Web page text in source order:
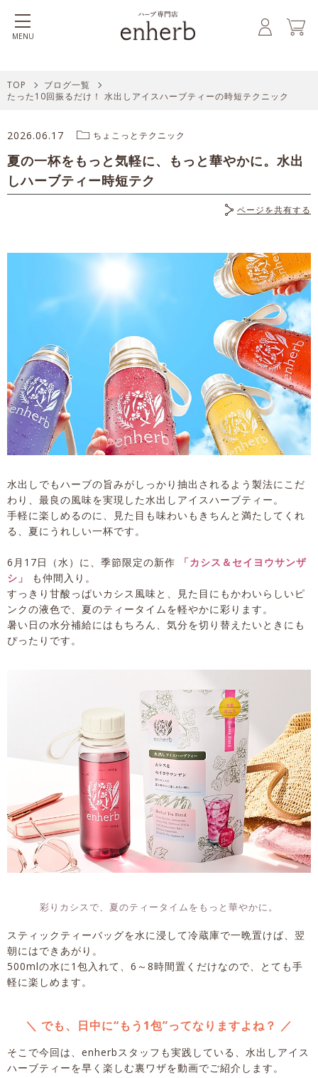
MENU
TOP
ブログ一覧
たった10回振るだけ！ 水出しアイスハーブティーの時短テクニック
2026.06.17 ちょこっとテクニック
夏の一杯をもっと気軽に、もっと華やかに。水出
しハーブティー時短テク
ページを共有する
水出しでもハーブの旨みがしっかり抽出されるよう製法にこだ
わり、最良の風味を実現した水出しアイスハーブティー。
手軽に楽しめるのに、見た目も味わいもきちんと満たしてくれ
る、夏にうれしい一杯です。
6月17日（水）に、季節限定の新作
「カシス＆セイヨウサンザ
シ」
も仲間入り。
すっきり甘酸っぱいカシス風味と、見た目にもかわいらしいピ
ンクの液色で、夏のティータイムを軽やかに彩ります。
暑い日の水分補給にはもちろん、気分を切り替えたいときにも
ぴったりです。
彩りカシスで、夏のティータイムをもっと華やかに。
スティックティーバッグを水に浸して冷蔵庫で一晩置けば、翌
朝にはできあがり。
500mlの水に1包入れて、6～8時間置くだけなので、とても手
軽に楽しめます。
＼ でも、日中に“もう1包”ってなりますよね？ ／
そこで今回は、enherbスタッフも実践している、水出しアイス
ハーブティーを早く楽しむ裏ワザを動画でご紹介します。